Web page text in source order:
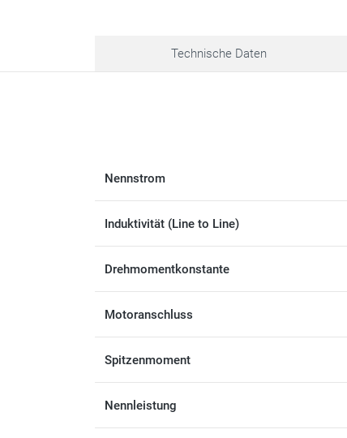
Technische Daten
Nennstrom
Induktivität (Line to Line)
Drehmomentkonstante
Motoranschluss
Spitzenmoment
Nennleistung